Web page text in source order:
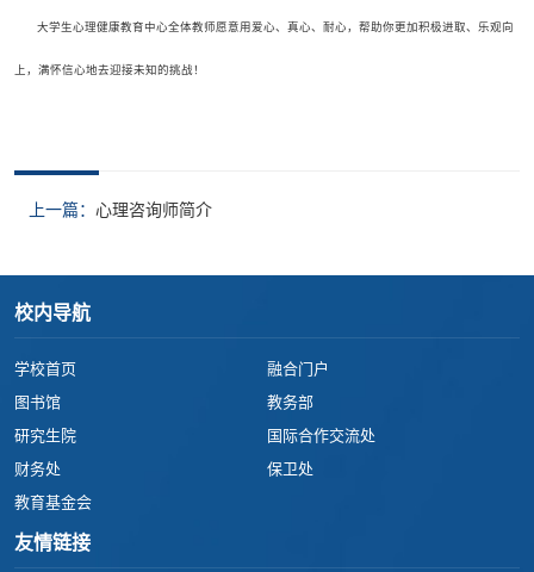
大学生心理健康教育中心全体教师愿意用爱心、真心、耐心，帮助你更加积极进取、乐观向
上，满怀信心地去迎接未知的挑战！
上一篇： 心理咨询师简介
校内导航
学校首页
融合门户
图书馆
教务部
研究生院
国际合作交流处
财务处
保卫处
教育基金会
友情链接